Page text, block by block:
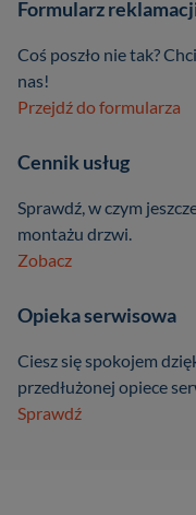
Formularz
Coś poszło nie tak?
nas!
Przejdź do formularza
Cennik usług
Sprawdź, w czym
montażu drzwi.
Zobacz
Opieka serwisowa
Ciesz się spokojem
przedłużonej opiece
Sprawdź